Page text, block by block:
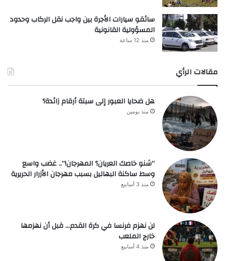
سائقو سيارات الأجرة بين واجب نقل الركاب وحدود
المسؤولية القانونية
منذ 12 ساعة
مقالات الرأي
هل ضحايا العبور إلى سبتة أرقام زائدة؟
منذ يومين
“شنو خاصك العريان؟ المهرجان!”.. غضب واسع
وسط ساكنة البهاليل بسبب مهرجان الأزرار الحريرية
منذ 3 أسابيع
لن نهزم فرنسا في كرة القدم… قبل أن نهزمها
خارج الملعب
منذ 4 أسابيع